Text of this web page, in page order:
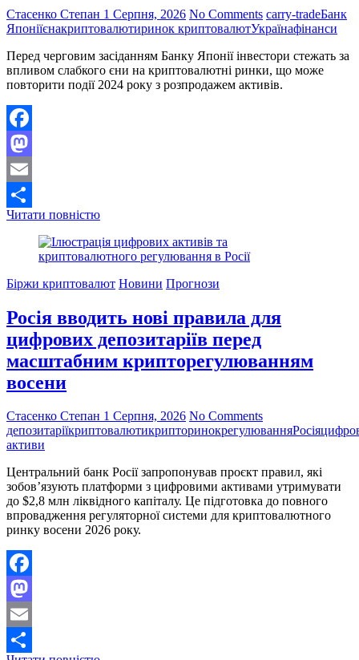
Стасенко Степан 1 Серпня, 2026 No Comments carry-tradeБанк
Японіїєнакриптовалютиринок криптовалютУкраїнафінанси
Перед черговим засіданням Банку Японії інвестори стежать за
впливом слабкого єни на криптовалютні ринки, що може
повторити події 2024 року з розпродажем активів.
Facebook
Mastodon
Email
Поділитися
Читати повністюЯк
Банку
Японії
на
та
валютну
стабільність
Біржи криптовалют Новини Прогнози
Росія вводить нові правила для
цифрових депозитаріїв перед
масштабним крипторегулюванням
восени
Стасенко Степан 1 Серпня, 2026 No Comments
депозитаріїкриптовалютикрипторинокрегулюванняРосія
активи
Центральний банк Росії запропонував проєкт правил, які
зобов’язують платформи з цифровими активами утримувати
до $2,8 млн ліквідного капіталу. Це підготовка до повного
впровадження регуляторної системи для криптовалютного
ринку восени 2026 року.
Facebook
Mastodon
Email